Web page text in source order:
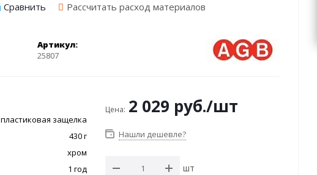
Рассчитать расход материалов
Артикул:
25807
пластиковая защелка
430 г
хром
1 год
Цена: 2 029 руб./шт
Нашли дешевле?
шт